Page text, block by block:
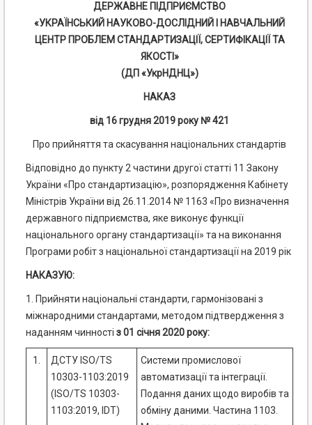
ДЕРЖАВНЕ ПІДПРИЄМСТВО
«УКРАЇНСЬКИЙ НАУКОВО-ДОСЛІДНИЙ І НАВЧАЛЬНИЙ
ЦЕНТР ПРОБЛЕМ СТАНДАРТИЗАЦІЇ, СЕРТИФІКАЦІЇ ТА
ЯКОСТІ»
(ДП «УкрНДНЦ»)
НАКАЗ
від 16грудня2019 року № 421
Про прийняття та скасування національних стандартів
Відповідно до пункту 2 частини другої статті 11 Закону
України «Про стандартизацію», розпорядження Кабінету
Міністрів України від 26.11.2014 № 1163 «Про визначення
державного підприємства, яке виконує функції
національного органу стандартизації» та на виконання
Програми робіт з національної стандартизації на 2019 рік
НАКАЗУЮ:
1. Прийняти національні стандарти, гармонізовані з
міжнародними стандартами, методом підтвердження з
наданням чинності з 01 січня2020 року:
1.
ДСТУ ISO/TS
10303-1103:2019
(ISO/TS 10303-
1103:2019, IDT)
Системи промислової
автоматизації та інтеграції.
Подання даних щодо виробів та
обміну даними. Частина 1103.